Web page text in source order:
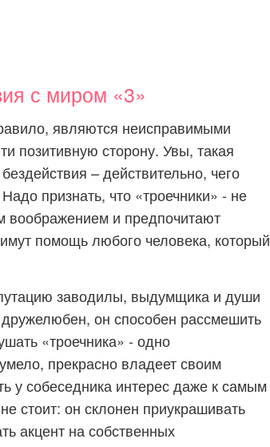
с миром «3»
являются неисправимыми
позитивную сторону. Увы, такая
– действительно, чего
признать, что «троечники» - не
и предпочитают
помощь любого человека, который
заводилы, выдумщика и души
он способен рассмешить
«троечника» - одно
прекрасно владеет своим
у собеседника интерес даже к самым
стоит: он склонен приукрашивать
акцент на собственных